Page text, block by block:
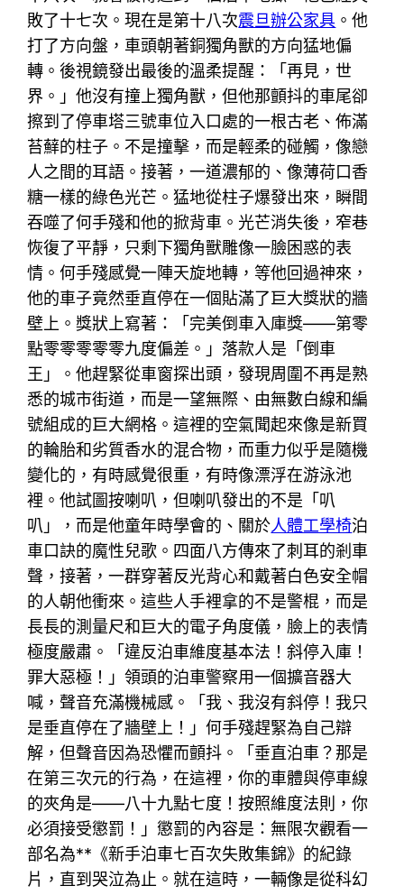
敗了十七次。現在是第十八次震旦辦公家具 。他
打了方向盤，車頭朝著銅獨角獸的方向猛地偏
轉。後視鏡發出最後的溫柔提醒：「再見，世
界。」他沒有撞上獨角獸，但他那顫抖的車尾卻
擦到了停車塔三號車位入口處的一根古老、佈滿
苔蘚的柱子。不是撞擊，而是輕柔的碰觸，像戀
人之間的耳語。接著，一道濃郁的、像薄荷口香
糖一樣的綠色光芒。猛地從柱子爆發出來，瞬間
吞噬了何手殘和他的掀背車。光芒消失後，窄巷
恢復了平靜，只剩下獨角獸雕像一臉困惑的表
情。何手殘感覺一陣天旋地轉，等他回過神來，
他的車子竟然垂直停在一個貼滿了巨大獎狀的牆
壁上。獎狀上寫著：「完美倒車入庫獎——第零
點零零零零零九度偏差。」落款人是「倒車
王」。他趕緊從車窗探出頭，發現周圍不再是熟
悉的城市街道，而是一望無際、由無數白線和編
號組成的巨大網格。這裡的空氣聞起來像是新買
的輪胎和劣質香水的混合物，而重力似乎是隨機
變化的，有時感覺很重，有時像漂浮在游泳池
裡。他試圖按喇叭，但喇叭發出的不是「叭
叭」，而是他童年時學會的、關於人體工學椅泊
車口訣的魔性兒歌。四面八方傳來了刺耳的剎車
聲，接著，一群穿著反光背心和戴著白色安全帽
的人朝他衝來。這些人手裡拿的不是警棍，而是
長長的測量尺和巨大的電子角度儀，臉上的表情
極度嚴肅。「違反泊車維度基本法！斜停入庫！
罪大惡極！」領頭的泊車警察用一個擴音器大
喊，聲音充滿機械感。「我、我沒有斜停！我只
是垂直停在了牆壁上！」何手殘趕緊為自己辯
解，但聲音因為恐懼而顫抖。「垂直泊車？那是
在第三次元的行為，在這裡，你的車體與停車線
的夾角是——八十九點七度！按照維度法則，你
必須接受懲罰！」懲罰的內容是：無限次觀看一
部名為**《新手泊車七百次失敗集錦》的紀錄
片，直到哭泣為止。就在這時，一輛像是從科幻